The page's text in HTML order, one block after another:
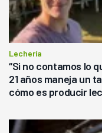
Lechería
“Si no contamos lo
21 años maneja un
cómo es producir